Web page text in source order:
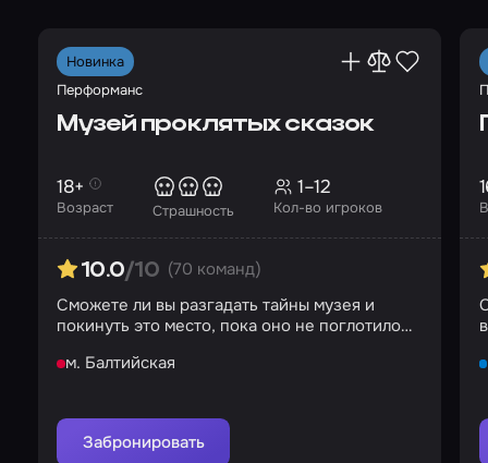
Новинка
Перформанс
Музей проклятых сказок
Возраст
18+
Страшность Кол-во игроков
1–12
10.0/10 (70 команд)
Сможете ли вы разгадать тайны музея и
покинуть это место, пока оно не поглотило
м. Балтийская
Забронировать